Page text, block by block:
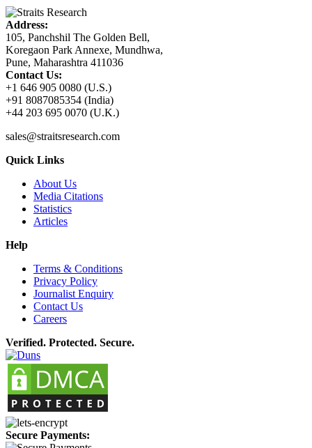
Address:
105, Panchshil The Golden Bell,
Koregaon Park Annexe, Mundhwa,
Pune, Maharashtra 411036
Contact Us:
+1 646 905 0080 (U.S.)
+91 8087085354 (India)
+44 203 695 0070 (U.K.)
sales@straitsresearch.com
Quick Links
About Us
Media Citations
Statistics
Articles
Help
Terms & Conditions
Privacy Policy
Journalist Enquiry
Contact Us
Careers
Verified. Protected. Secure.
Secure Payments: